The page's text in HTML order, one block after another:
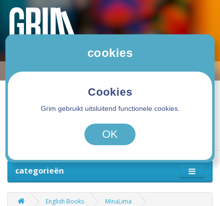
0 product(en) - 0,00€
categorieën
English Books MinaLima
cookies
Cookies
Grim gebruikt uitsluitend functionele cookies.
OK